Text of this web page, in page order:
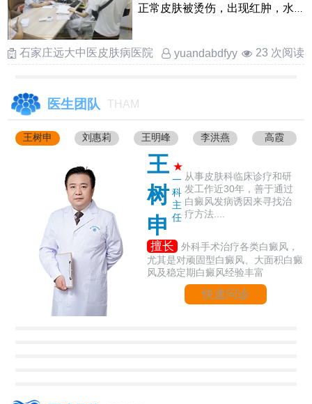
正常皮肤被烫伤，出现红肿，水
石家庄远大中医皮肤病医院
yuandabdfyy 23 次阅读
医生团队 THAM
王树申 刘惠莉 王明峰 李洪燕 高霞
王
树
申
★
一
科
主
任
从事皮肤科临床诊疗和研
发工作近30年，善于通过
白癜风发病诱因来寻找治
疗方法....
擅长
外科手术治疗各类白癜风，
尤其是对顽固型白癜风、大面积白癜
风及稳定期白癜风经验丰富
快速问诊